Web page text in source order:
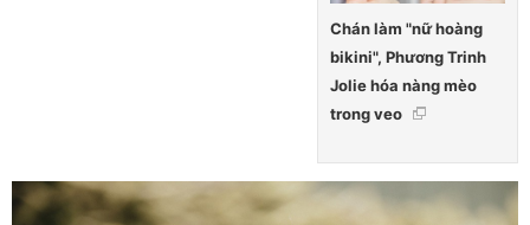
Chán làm "nữ hoàng
bikini", Phương Trinh
Jolie hóa nàng mèo
trong veo